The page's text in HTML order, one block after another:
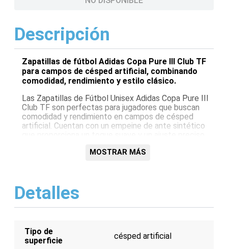
Descripción
Zapatillas de fútbol Adidas Copa Pure III Club TF
para campos de césped artificial, combinando
comodidad, rendimiento y estilo clásico.
Las Zapatillas de Fútbol Unisex Adidas Copa Pure III
Club TF son perfectas para jugadores que buscan
comodidad y rendimiento en campos de césped
artificial. Cuentan con un empeine de ante sintético
excelente tracción y estabilidad. Su diseño clásico y
Características:
Empeine de ante sintético para un toque suave
estabilidad en césped artificial
Diseño clásico y elegante para versatilidad en
MOSTRAR MÁS
Detalles
Tipo de
superficie
césped artificial